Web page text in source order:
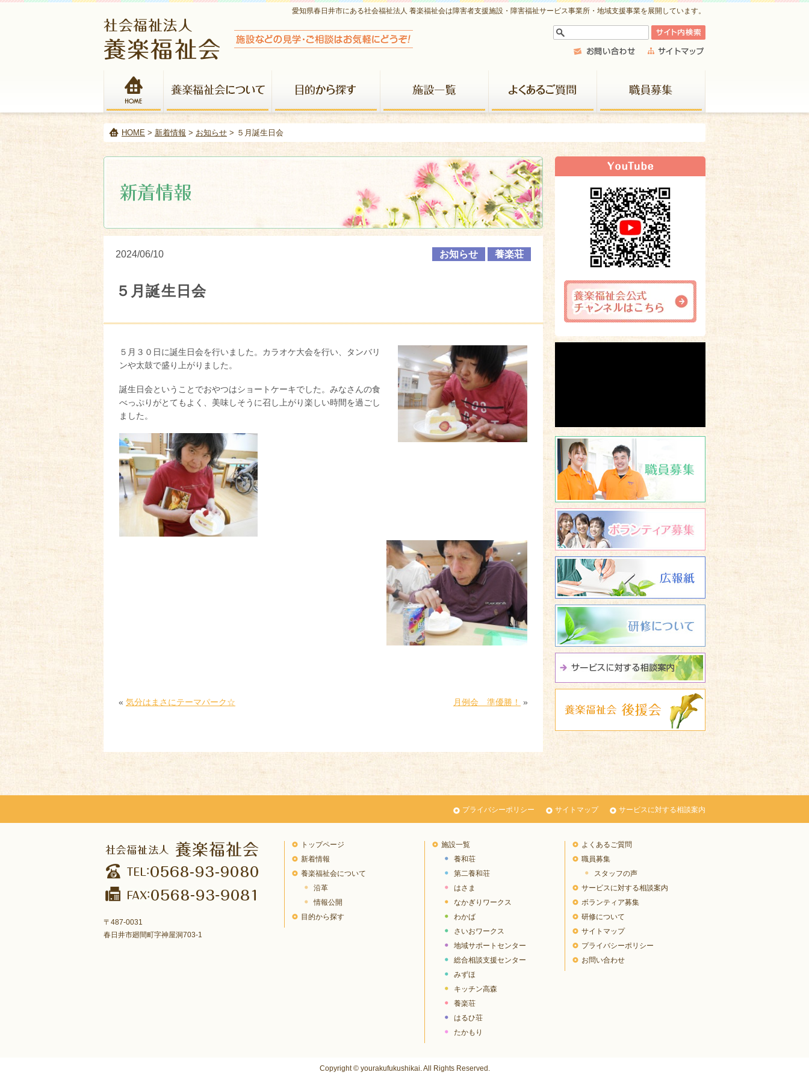
愛知県春日井市にある社会福祉法人 養楽福祉会は障害者支援施設・障害福祉サービス事業所・地域支援事業を展開しています。
HOME > 新着情報 > お知らせ > ５月誕生日会
新着情報
2024/06/10 お知らせ 養楽荘
５月誕生日会
５月３０日に誕生日会を行いました。カラオケ大会を行い、タンバリ
ンや太鼓で盛り上がりました。
誕生日会ということでおやつはショートケーキでした。みなさんの食
べっぷりがとてもよく、美味しそうに召し上がり楽しい時間を過ごし
ました。
« 気分はまさにテーマパーク☆ 月例会 準優勝！ »
ボランティア募集
サービスに関する相談
養楽福祉会 後援会
プライバシーポリシー サイトマップ サービスに対する相談案内
〒487-0031
春日井市廻間町字神屋洞703-1
トップページ
新着情報
養楽福祉会について
沿革
情報公開
目的から探す
施設一覧
養和荘
第二養和荘
はさま
なかぎりワークス
わかば
さいおワークス
地域サポートセンター
総合相談支援センター
みずほ
キッチン高森
養楽荘
はるひ荘
たかもり
よくあるご質問
職員募集
スタッフの声
サービスに対する相談案内
ボランティア募集
研修について
サイトマップ
プライバシーポリシー
お問い合わせ
Copyright © yourakufukushikai. All Rights Reserved.